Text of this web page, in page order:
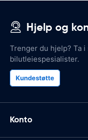
Hjelp og
Trenger du hjelp? Ta
bilutleiespesialister.
Kundestøtte
Konto